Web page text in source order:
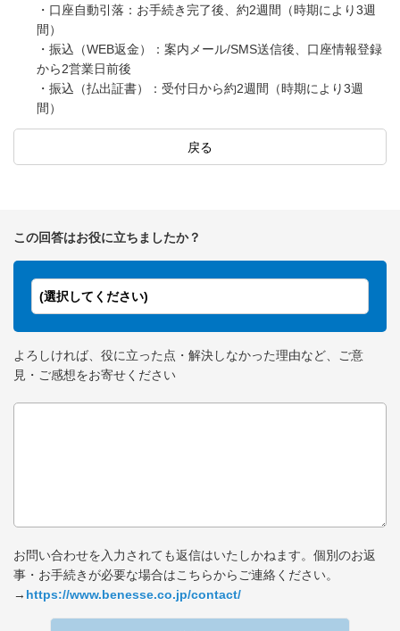
・口座自動引落：お手続き完了後、約2週間（時期により3週
間）
・振込（WEB返金）：案内メール/SMS送信後、口座情報登録
から2営業日前後
・振込（払出証書）：受付日から約2週間（時期により3週
間）
戻る
この回答はお役に立ちましたか？
(選択してください)
よろしければ、役に立った点・解決しなかった理由など、ご意
見・ご感想をお寄せください
お問い合わせを入力されても返信はいたしかねます。個別のお返
事・お手続きが必要な場合はこちらからご連絡ください。
→ https://www.benesse.co.jp/contact/